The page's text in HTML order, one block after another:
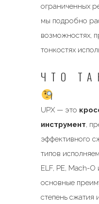
ограниченных
мы подробно
возможностях,
тонкостях
ЧТО
UPX — это
инструмент,
эффективного
типов
ELF, PE, Mach-O
основные
степень сжатия